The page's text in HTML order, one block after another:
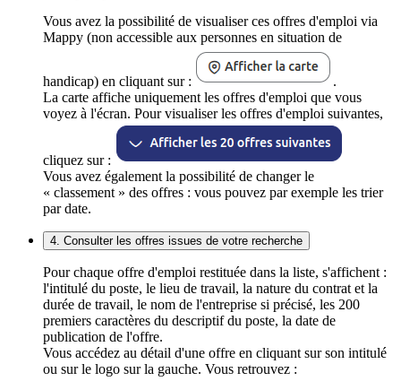
Vous avez la possibilité de visualiser ces offres d'emploi via
Mappy (non accessible aux personnes en situation de
handicap) en cliquant sur :
.
La carte affiche uniquement les offres d'emploi que vous
voyez à l'écran. Pour visualiser les offres d'emploi suivantes,
cliquez sur :
Vous avez également la possibilité de changer le
« classement » des offres : vous pouvez par exemple les trier
par date.
4. Consulter les offres issues de votre recherche
Pour chaque offre d'emploi restituée dans la liste, s'affichent :
l'intitulé du poste, le lieu de travail, la nature du contrat et la
durée de travail, le nom de l'entreprise si précisé, les 200
premiers caractères du descriptif du poste, la date de
publication de l'offre.
Vous accédez au détail d'une offre en cliquant sur son intitulé
ou sur le logo sur la gauche. Vous retrouvez :